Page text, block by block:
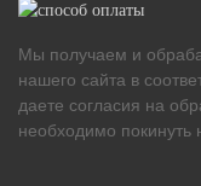
Мы получаем и
нашего сайта в
даете согласия на
необходимо покинуть